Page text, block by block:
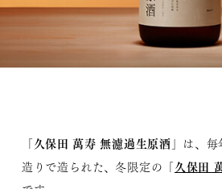
「久保田 萬寿 無濾過生原酒 」は、
造りで造られた、冬限定の「久保田